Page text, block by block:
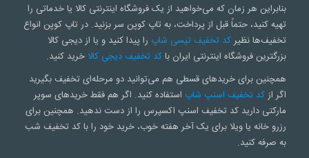
بنابراین هر زمان که می‌خواهید از یک فروشگاه اینترنتی کالا یا خدماتی را
تهیه کنید، حتماً قبل از پرداخت، به تاپ کوپن سر بزنید. در تاپ کوپن انواع
تخفیف‌ها نظیرکد تخفیف تپسی شاپ را پیدا کنید و یا از دیجی کالا
بزرگترین فروشگاه اینترنتی ایران باکد تخفیف دیجی کالا خرید کنید.
همچنین برای خریدهای قسطی هم می‌توانید دو مرحله‌ای تخفیف بگیرید
اگر ازکد تخفیف اسنپ شاپ استفاده کنید. اگر هم فقط خریدهای سوپر
مارکتی دارید کد تخفیف اسنپ اکسپرس را از دست ندهید. همچنین برای
رزرو خانه یا ویلا برای یک آخر هفته خوب، خرید خود را با کد تخفیف شب
به صرفه کنید.